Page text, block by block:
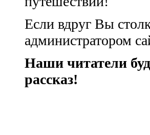
Если вдруг Вы
администратором
Наши читатели
рассказ!